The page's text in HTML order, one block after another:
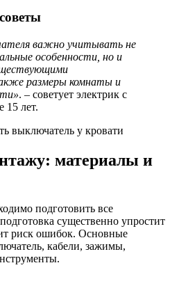
важно учитывать не
особенности, но и
размеры комнаты и
. – советует электрик с
15 лет.
материалы и
подготовить все
существенно упростит
риск ошибок. Основные
кабели, зажимы,